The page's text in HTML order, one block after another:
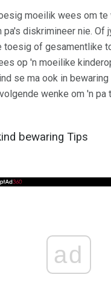
moeilik wees om te
diskrimineer nie. Of
toesig of gesamentlike
op 'n moeilike
se ma ook in bewaring
wenke om 'n
bewaring Tips
ad